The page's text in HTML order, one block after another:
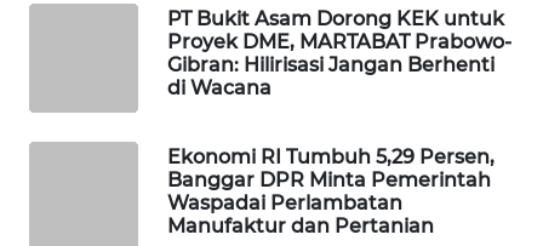
PT Bukit Asam Dorong KEK untuk
Proyek DME, MARTABAT Prabowo-
Gibran: Hilirisasi Jangan Berhenti
di Wacana
Ekonomi RI Tumbuh 5,29 Persen,
Banggar DPR Minta Pemerintah
Waspadai Perlambatan
Manufaktur dan Pertanian